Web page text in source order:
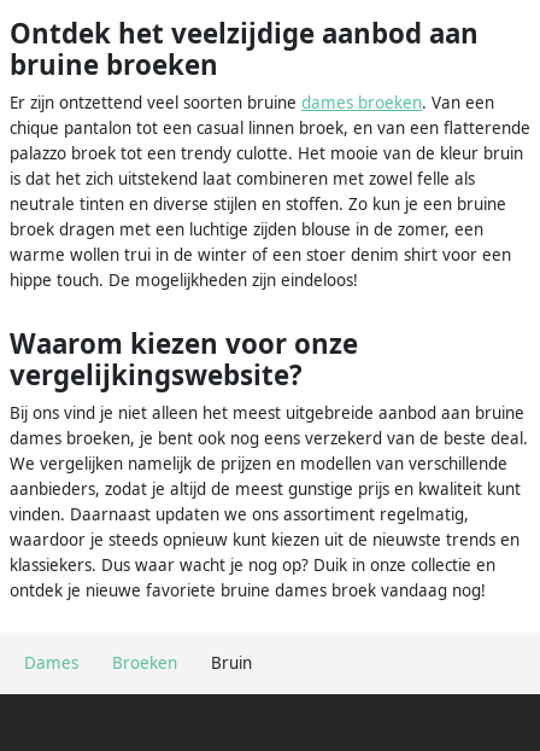
Dames Broeken Bruin
Ontdek het veelzijdige aanbod aan
bruine broeken
Er zijn ontzettend veel soorten bruine dames broeken. Van een
chique pantalon tot een casual linnen broek, en van een flatterende
palazzo broek tot een trendy culotte. Het mooie van de kleur bruin
is dat het zich uitstekend laat combineren met zowel felle als
neutrale tinten en diverse stijlen en stoffen. Zo kun je een bruine
broek dragen met een luchtige zijden blouse in de zomer, een
warme wollen trui in de winter of een stoer denim shirt voor een
hippe touch. De mogelijkheden zijn eindeloos!
Waarom kiezen voor onze
vergelijkingswebsite?
Bij ons vind je niet alleen het meest uitgebreide aanbod aan bruine
dames broeken, je bent ook nog eens verzekerd van de beste deal.
We vergelijken namelijk de prijzen en modellen van verschillende
aanbieders, zodat je altijd de meest gunstige prijs en kwaliteit kunt
vinden. Daarnaast updaten we ons assortiment regelmatig,
waardoor je steeds opnieuw kunt kiezen uit de nieuwste trends en
klassiekers. Dus waar wacht je nog op? Duik in onze collectie en
ontdek je nieuwe favoriete bruine dames broek vandaag nog!